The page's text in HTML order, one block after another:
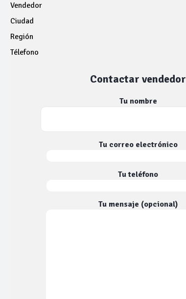
Vendedor
Ciudad
Región
Télefono
Contactar vendedor
Tu nombre
Tu correo electrónico
Tu teléfono
Tu mensaje (opcional)